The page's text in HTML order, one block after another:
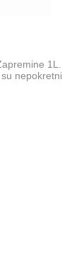
1L.
nepokretni